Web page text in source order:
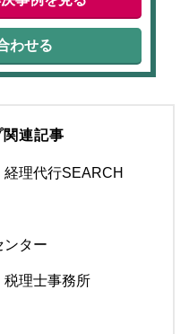
わせる
関連記事
理代行SEARCH
ンター
税理士事務所